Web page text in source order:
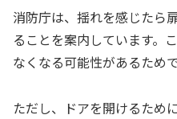
消防庁は、揺れを感じたら
ることを案内しています。
なくなる可能性があるためで
ただし、ドアを開けるため